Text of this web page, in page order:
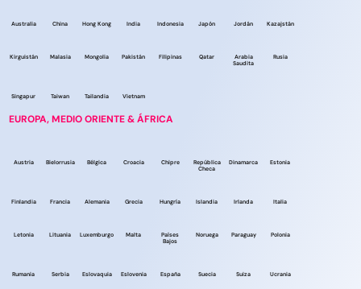
Australia China Hong Kong India Indonesia Japón Jordán Kazajstán
Kirguistán Malasia Mongolia Pakistán Filipinas Qatar
Arabia
Saudita
Rusia
Singapur Taiwan Tailandia Vietnam
EUROPA, MEDIO ORIENTE & ÁFRICA
Austria Bielorrusia Bélgica Croacia Chipre
República
Checa
Dinamarca Estonia
Finlandia Francia Alemania Grecia Hungría Islandia Irlanda Italia
Letonia Lituania Luxemburgo Malta
Países
Bajos
Noruega Paraguay Polonia
Rumania Serbia Eslovaquia Eslovenia España Suecia Suiza Ucrania